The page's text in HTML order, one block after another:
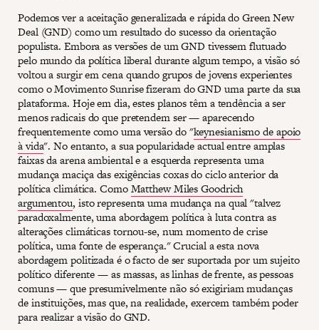
Podemos ver a aceitação generalizada e rápida do Green New
Deal (GND) como um resultado do sucesso da orientação
populista. Embora as versões de um GND tivessem flutuado
pelo mundo da política liberal durante algum tempo, a visão só
voltou a surgir em cena quando grupos de jovens experientes
como o Movimento Sunrise fizeram do GND uma parte da sua
plataforma. Hoje em dia, estes planos têm a tendência a ser
menos radicais do que pretendem ser — aparecendo
frequentemente como uma versão do "keynesianismo de apoio
à vida". No entanto, a sua popularidade actual entre amplas
faixas da arena ambiental e a esquerda representa uma
mudança maciça das exigências coxas do ciclo anterior da
política climática. ComoMatthew Miles Goodrich
argumentou, isto representa uma mudança na qual "talvez
paradoxalmente, uma abordagem política à luta contra as
alterações climáticas tornou-se, num momento de crise
política, uma fonte de esperança." Crucial a esta nova
abordagem politizada é o facto de ser suportada por um sujeito
político diferente — as massas, as linhas de frente, as pessoas
comuns — que presumivelmente não só exigiriam mudanças
de instituições, mas que, na realidade, exercem também poder
para realizar a visão do GND.